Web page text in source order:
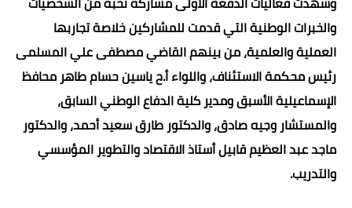
والخبرات الوطنية التي قدمت للمشاركين خلاصة تجاربها
العملية والعلمية، من بينهم القاضي مصطفى علي المسلمى
رئيس محكمة الاستئناف، واللواء أ.ح ياسين حسام طاهر محافظ
الإسماعيلية الأسبق ومدير كلية الدفاع الوطني السابق،
والمستشار وجيه صادق، والدكتور طارق سعيد أحمد، والدكتور
ماجد عبد العظيم قابيل أستاذ الاقتصاد والتطوير المؤسسي
والتدريب.